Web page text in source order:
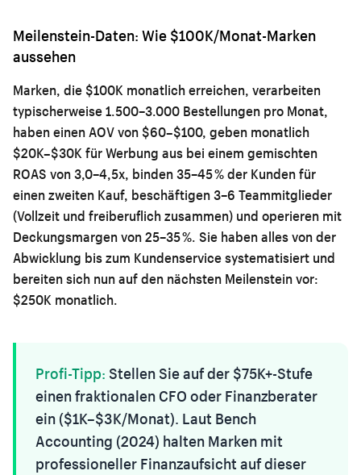
Meilenstein-Daten: Wie $100K/Monat-Marken
aussehen
Marken, die $100K monatlich erreichen, verarbeiten
typischerweise 1.500–3.000 Bestellungen pro Monat,
haben einen AOV von $60–$100, geben monatlich
$20K–$30K für Werbung aus bei einem gemischten
ROAS von 3,0–4,5x, binden 35–45 % der Kunden für
einen zweiten Kauf, beschäftigen 3–6 Teammitglieder
(Vollzeit und freiberuflich zusammen) und operieren mit
Deckungsmargen von 25–35 %. Sie haben alles von der
Abwicklung bis zum Kundenservice systematisiert und
bereiten sich nun auf den nächsten Meilenstein vor:
$250K monatlich.
Profi-Tipp: Stellen Sie auf der $75K+-Stufe
einen fraktionalen CFO oder Finanzberater
ein ($1K–$3K/Monat). Laut Bench
Accounting (2024) halten Marken mit
professioneller Finanzaufsicht auf dieser